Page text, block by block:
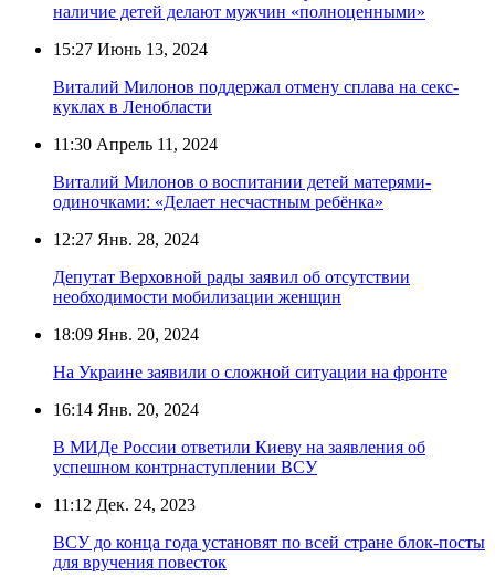
наличие детей делают мужчин «полноценными»
15:27 Июнь 13, 2024
Виталий Милонов поддержал отмену сплава на секс-
куклах в Ленобласти
11:30 Апрель 11, 2024
Виталий Милонов о воспитании детей матерями-
одиночками: «Делает несчастным ребёнка»
12:27 Янв. 28, 2024
Депутат Верховной рады заявил об отсутствии
необходимости мобилизации женщин
18:09 Янв. 20, 2024
На Украине заявили о сложной ситуации на фронте
16:14 Янв. 20, 2024
В МИДе России ответили Киеву на заявления об
успешном контрнаступлении ВСУ
11:12 Дек. 24, 2023
ВСУ до конца года установят по всей стране блок-посты
для вручения повесток